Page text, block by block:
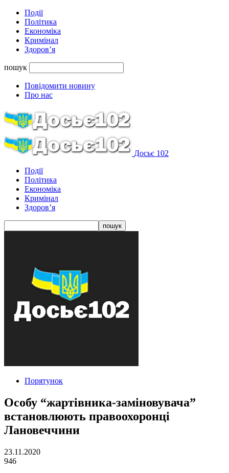
Події
Політика
Економіка
Кримінал
Здоров’я
пошук
Повідомити новину
Про нас
Досьє 102
Події
Політика
Економіка
Кримінал
Здоров’я
Порятунок
Особу “жартівника-заміновувача”
встановлюють правоохоронці
Лановеччини
23.11.2020
946